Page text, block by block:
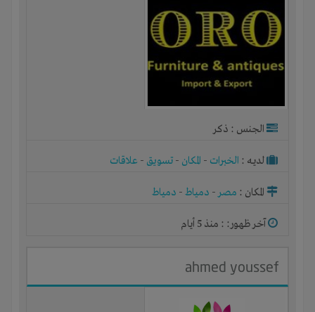
الجنس : ذكر
لديـه : الخبرات - المكان - تسويق - علاقات
المكان : مصر- دمياط- دمياط
آخر ظهور: : منذ 5 أيام
ahmed youssef